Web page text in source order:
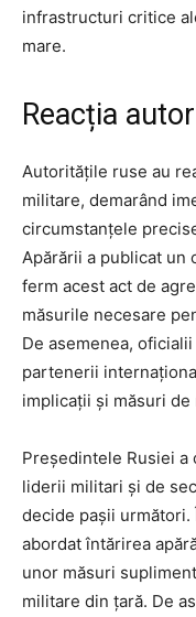
infrastructuri critice
mare.
Reacția
Autoritățile ruse au
militare, demarând
circumstanțele
Apărării a publicat un
ferm acest act de
măsurile necesare
De asemenea,
partenerii
implicații și măsuri de
Președintele Rusiei
liderii militari și de
decide pașii
abordat întărirea
unor măsuri
militare din țară. De